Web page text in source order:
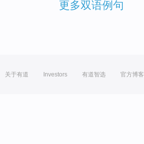
更多双语例句
关于有道 Investors 有道智选 官方博客